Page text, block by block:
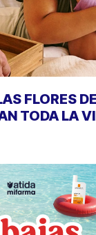
FLORES
TODA LA